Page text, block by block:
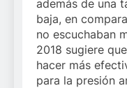
además de una
baja, en
no escuchaban
2018 sugiere
hacer más
para la presión